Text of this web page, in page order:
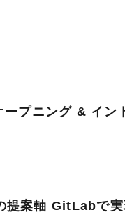
プニング & イン
提案軸 GitLabで